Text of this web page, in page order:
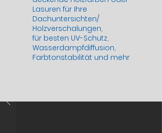
Lasuren für Ihre
Dachuntersichten/
Holzverschalungen,
für besten UV-Schutz,
Wasserdampfdiffusion,
Farbtonstabilität und mehr